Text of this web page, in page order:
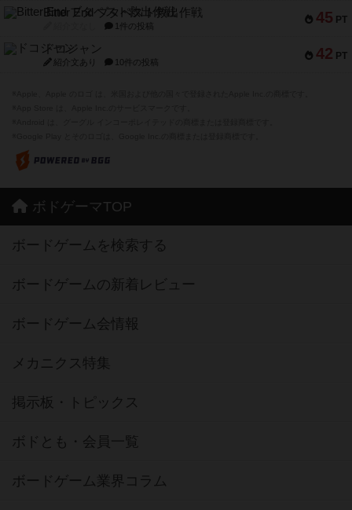
45 PT
Bitter End ブタペスト救出作戦
1件の投稿
42 PT
ドコジャン
紹介文あり 10件の投稿
ボドゲーマTOP
ボードゲームを検索する
ボードゲームの新着レビュー
ボードゲーム会情報
メカニクス特集
掲示板・トピックス
ボドとも・会員一覧
ボードゲーム業界コラム